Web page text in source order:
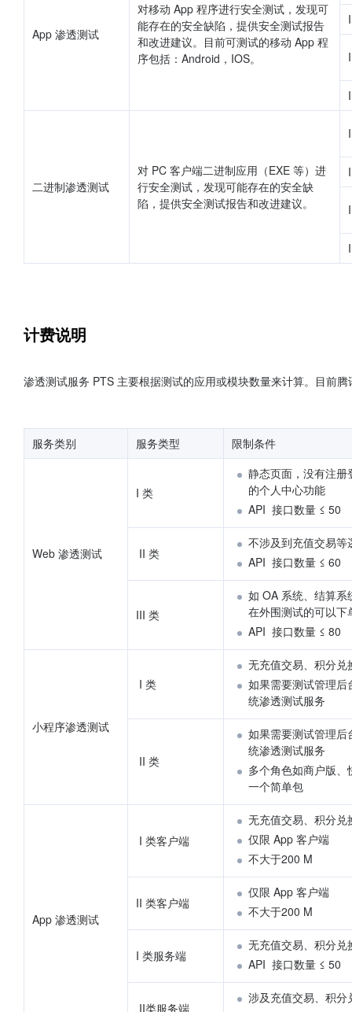
App 渗透测试
对移动 App 程序进行安全测试，发现可
能存在的安全缺陷，提供安全测试报告
和改进建议。目前可测试的移动 App 程
序包括：Android，IOS。
二进制渗透测试
对 PC 客户端二进制应用（EXE 等）进
行安全测试，发现可能存在的安全缺
陷，提供安全测试报告和改进建议。
计费说明
渗透测试服务 PTS 主要根据测试的应用或模块数量来计算。目前
服务类别 服务类型 限制条件
Web 渗透测试
I 类
静态页面，没有注
的个人中心功能
API  接口数量 ≤ 50
II 类
不涉及到充值交易
API  接口数量 ≤ 60
III 类
如 OA 系统、结算
在外围测试的可以下
API  接口数量 ≤ 80
小程序渗透测试
I 类
无充值交易、积分兑
如果需要测试管理
统渗透测试服务
II 类
如果需要测试管理
统渗透测试服务
多个角色如商户版
一个简单包
App 渗透测试
I 类客户端
无充值交易、积分兑
仅限 App 客户端
不大于200 M
II 类客户端
仅限 App 客户端
不大于200 M
I 类服务端
无充值交易、积分兑
API  接口数量 ≤ 50
II类服务端
涉及充值交易、积分